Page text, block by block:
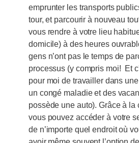
emprunter les transports
tour, et parcourir à nouveau
vous rendre à votre lieu
domicile) à des heures
gens n’ont pas le temps de
processus (y compris moi! Et
pour moi de travailler dans
un congé maladie et des
possède une auto). Grâce à la
vous pouvez accéder à votre
de n’importe quel endroit où